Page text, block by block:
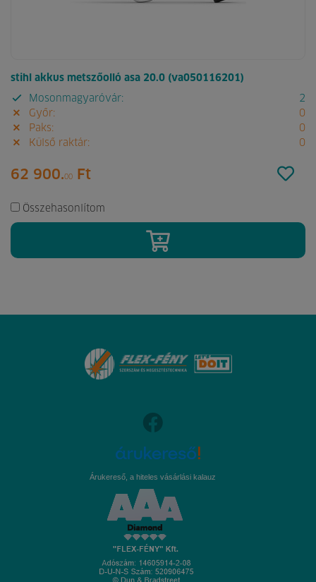
stihl akkus metszőolló asa 20.0 (va050116201)
Mosonmagyaróvár:
2
Győr:
0
Paks:
0
Külső raktár:
0
62 900.00 Ft
Összehasonlítom
Árukereső, a hiteles vásárlási kalauz